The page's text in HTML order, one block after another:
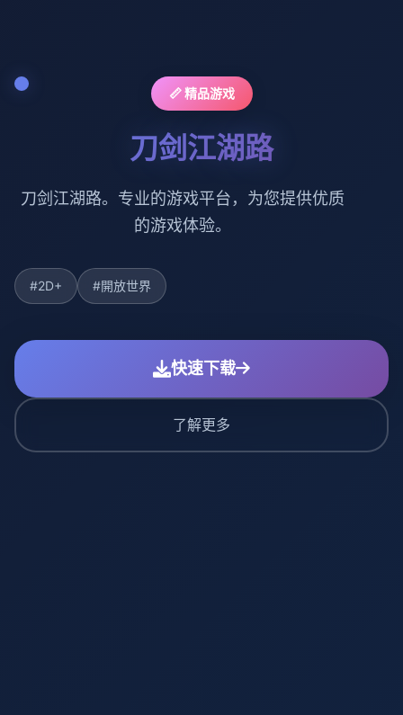
📏 精品游戏
刀剑江湖路
刀剑江湖路。专业的游戏平台，为您提供优质
的游戏体验。
#2D+ #開放世界
快速下载
了解更多